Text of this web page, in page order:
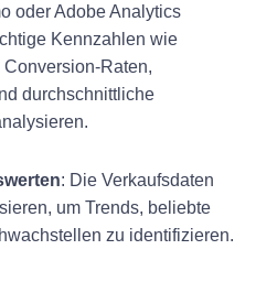
oder Adobe Analytics
Kennzahlen wie
Raten,
durchschnittliche
: Die Verkaufsdaten
um Trends, beliebte
zu identifizieren.